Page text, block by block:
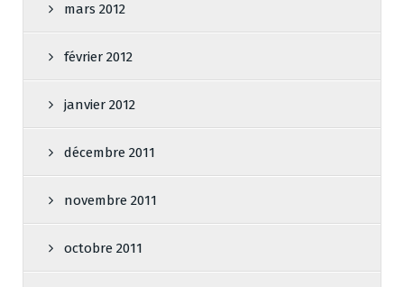
mars 2012
février 2012
janvier 2012
décembre 2011
novembre 2011
octobre 2011